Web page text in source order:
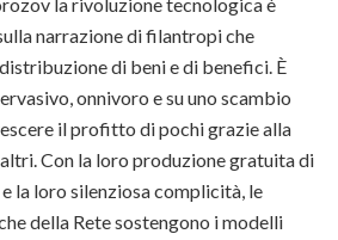
narrazione di filantropi che
di beni e di benefici. È
onnivoro e su uno scambio
il profitto di pochi grazie alla
Con la loro produzione gratuita di
la loro silenziosa complicità, le
della Rete sostengono i modelli